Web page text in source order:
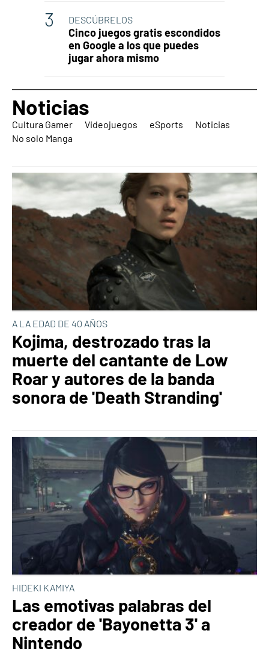
DESCÚBRELOS
Cinco juegos gratis escondidos
en Google a los que puedes
jugar ahora mismo
Noticias
Cultura Gamer Videojuegos eSports
Noticias
No solo Manga
A LA EDAD DE 40 AÑOS
Kojima, destrozado tras la
muerte del cantante de Low
Roar y autores de la banda
sonora de 'Death Stranding'
HIDEKI KAMIYA
Las emotivas palabras del
creador de 'Bayonetta 3' a
Nintendo